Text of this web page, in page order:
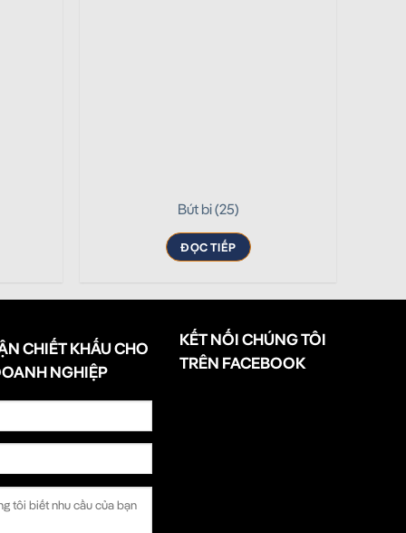
Bút bi (25)
ĐỌC TIẾP
CHIẾT KHẤU CHO
NGHIỆP
KẾT NỐI CHÚNG TÔI
TRÊN FACEBOOK